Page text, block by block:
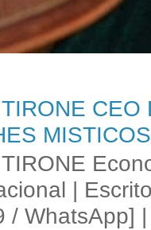
|
/ WhatsApp]